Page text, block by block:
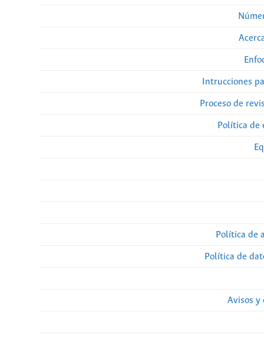
Intrucciones
Proceso de
Política
Política de
Política de
Avisos y